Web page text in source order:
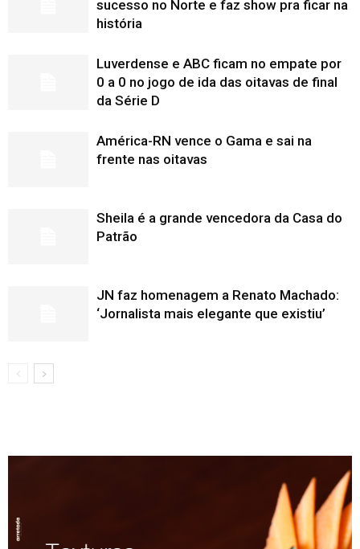
sucesso no Norte e faz show pra ficar na
história
Luverdense e ABC ficam no empate por
0 a 0 no jogo de ida das oitavas de final
da Série D
América-RN vence o Gama e sai na
frente nas oitavas
Sheila é a grande vencedora da Casa do
Patrão
JN faz homenagem a Renato Machado:
‘Jornalista mais elegante que existiu’